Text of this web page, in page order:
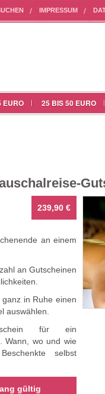
IMPRESSUM
EURO 25 BIS 50 EURO
239,90 €
an einem
an Gutscheinen
in Ruhe einen
auswählen.
für ein
Wann, wo und wie
selbst
gültig